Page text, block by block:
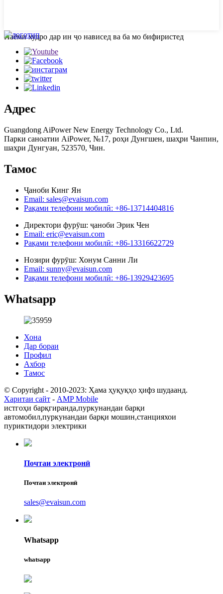
Паёми худро дар ин ҷо нависед ва ба мо бифиристед
Адрес
Guangdong AiPower New Energy Technology Co., Ltd.
Парки саноатии AiPower, №17, роҳи Дунгшен, шаҳри Чанпин,
шаҳри Дунгуан, 523570, Чин.
Тамос
Ҷаноби Кинг Ян
Email: sales@evaisun.com
Рақами телефони мобилӣ: +86-13714404816
Директори фурӯш: ҷаноби Эрик Чен
Email: eric@evaisun.com
Рақами телефони мобилӣ: +86-13316622729
Нозири фурӯш: Хонум Санни Ли
Email: sunny@evaisun.com
Рақами телефони мобилӣ: +86-13929423695
Whatsapp
Хона
Дар бораи
Профил
Ахбор
Тамос
© Copyright - 2010-2023: Ҳама ҳуқуқҳо ҳифз шудаанд.
Харитаи сайт - AMP Mobile
истгоҳи барқгиранда,пуркунандаи барқи
автомобил,пуркунандаи барқи мошин,станцияхои
пуриктидори электрики
Почтаи электронӣ
Почтаи электронӣ
sales@evaisun.com
Whatsapp
whatsapp